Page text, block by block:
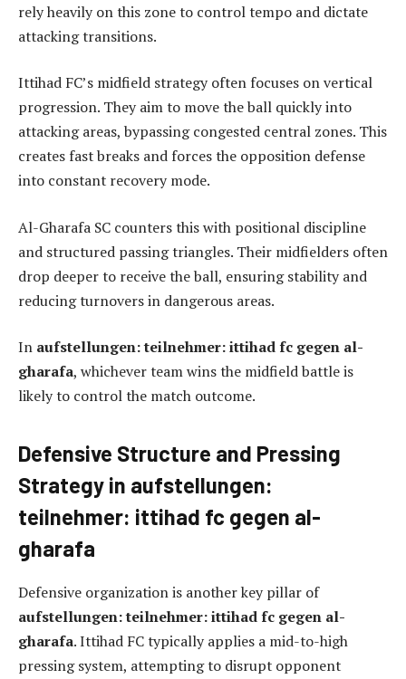
rely heavily on this zone to control tempo and dictate
attacking transitions.
Ittihad FC’s midfield strategy often focuses on vertical
progression. They aim to move the ball quickly into
attacking areas, bypassing congested central zones. This
creates fast breaks and forces the opposition defense
into constant recovery mode.
Al-Gharafa SC counters this with positional discipline
and structured passing triangles. Their midfielders often
drop deeper to receive the ball, ensuring stability and
reducing turnovers in dangerous areas.
In aufstellungen: teilnehmer: ittihad fc gegen al-
gharafa, whichever team wins the midfield battle is
likely to control the match outcome.
Defensive Structure and Pressing
Strategy in aufstellungen:
teilnehmer: ittihad fc gegen al-
gharafa
Defensive organization is another key pillar of
aufstellungen: teilnehmer: ittihad fc gegen al-
gharafa. Ittihad FC typically applies a mid-to-high
pressing system, attempting to disrupt opponent